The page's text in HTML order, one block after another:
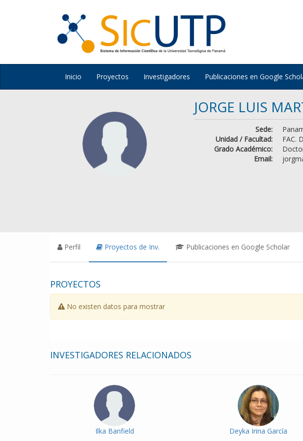
Inicio Proyectos Investigadores Publicaciones en Google
JORGE LUIS
Sede:
Unidad / Facultad:
FAC.
Grado Académico:
Email:
Perfil Proyectos de Inv. Publicaciones en Google Scholar
PROYECTOS
No existen datos para mostrar
INVESTIGADORES RELACIONADOS
Ilka Banfield Deyka Irina García